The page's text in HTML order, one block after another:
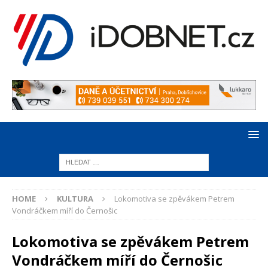
HOME KULTURA
Lokomotiva se zpěvákem Petrem
Vondráčkem míří do Černošic
Lokomotiva se zpěvákem Petrem
Vondráčkem míří do Černošic